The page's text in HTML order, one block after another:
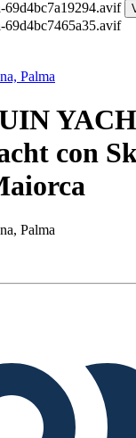
Palma
con
Palma